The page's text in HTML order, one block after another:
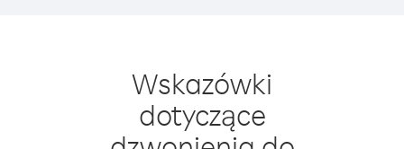
Wskazówki
dotyczące